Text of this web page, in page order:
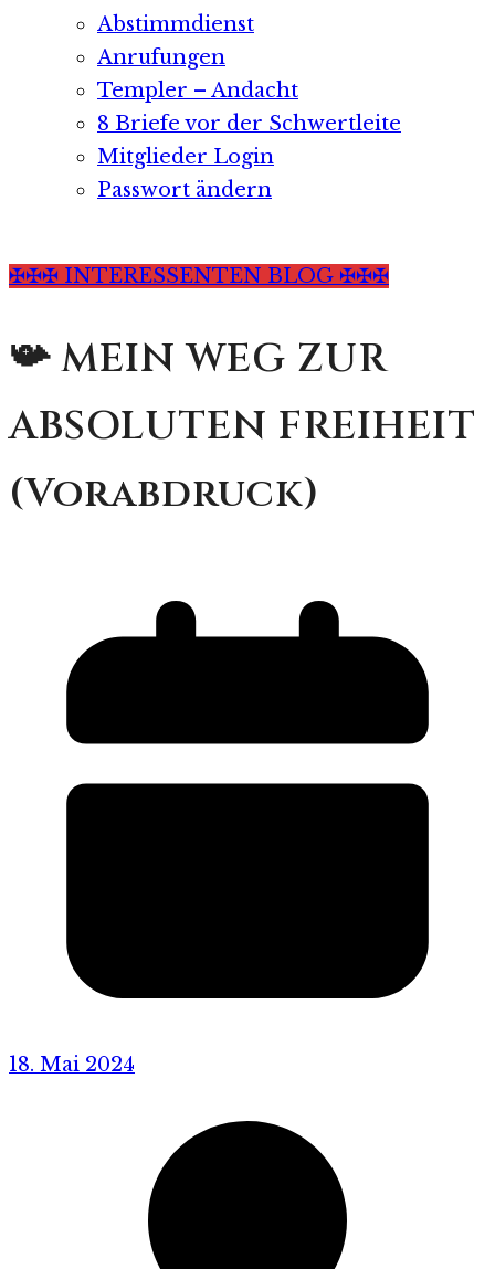
Abstimmdienst
Anrufungen
Templer – Andacht
8 Briefe vor der Schwertleite
Mitglieder Login
Passwort ändern
✠✠✠ INTERESSENTEN BLOG ✠✠✠
📯 MEIN WEG ZUR
ABSOLUTEN FREIHEIT
(Vorabdruck)
18. Mai 2024